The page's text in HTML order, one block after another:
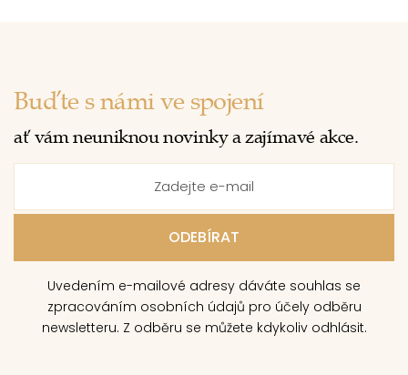
Buďte s námi ve spojení
ať vám neuniknou novinky a zajímavé akce.
Uvedením e-mailové adresy dáváte souhlas se
zpracováním osobních údajů pro účely odběru
newsletteru. Z odběru se můžete kdykoliv odhlásit.